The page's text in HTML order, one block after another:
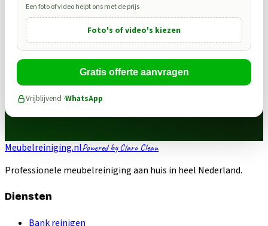
Een foto of video helpt ons met de prijs
Foto's of video's kiezen
Gratis offerte aanvragen
Vrijblijvend ·WhatsApp
Meubelreiniging.nlPowered by Claro Clean
Professionele meubelreiniging aan huis in heel Nederland.
Diensten
Bank reinigen